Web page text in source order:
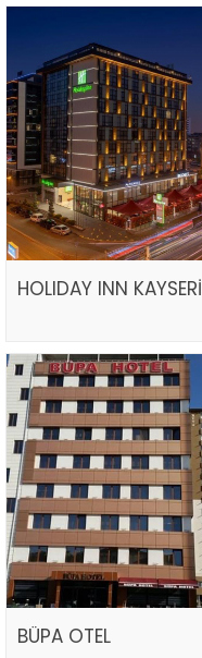
HOLIDAY INN KAYSERİ
BÜPA OTEL